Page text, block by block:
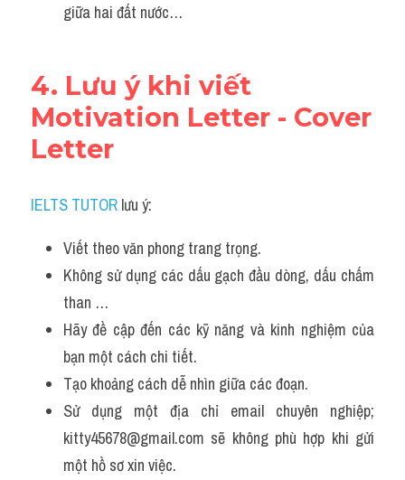
giữa hai đất nước…
4. Lưu ý khi viết
Motivation Letter - Cover
Letter
IELTS TUTOR lưu ý:
Viết theo văn phong trang trọng.
Không sử dụng các dấu gạch đầu dòng, dấu chấm
than …
Hãy đề cập đến các kỹ năng và kinh nghiệm của
bạn một cách chi tiết.
Tạo khoảng cách dễ nhìn giữa các đoạn.
Sử dụng một địa chỉ email chuyên nghiệp;
kitty45678@gmail.com sẽ không phù hợp khi gửi
một hồ sơ xin việc.